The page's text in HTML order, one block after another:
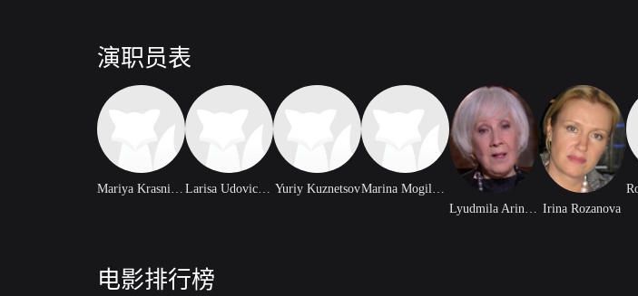
演职员表
Mariya Krasnikova Larisa Udovichenko Yuriy Kuznetsov
Marina Mogilevskaya
Irina Rozanova
电影排行榜